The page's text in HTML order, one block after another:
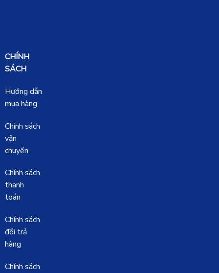
CHÍNH
SÁCH
Hướng dẫn
mua hàng
Chính sách
vận
chuyển
Chính sách
thanh
toán
Chính sách
đổi trả
hàng
Chính sách